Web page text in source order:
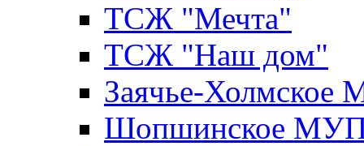
ТСЖ "Мечта"
ТСЖ "Наш дом"
Заячье-
Шопшинское